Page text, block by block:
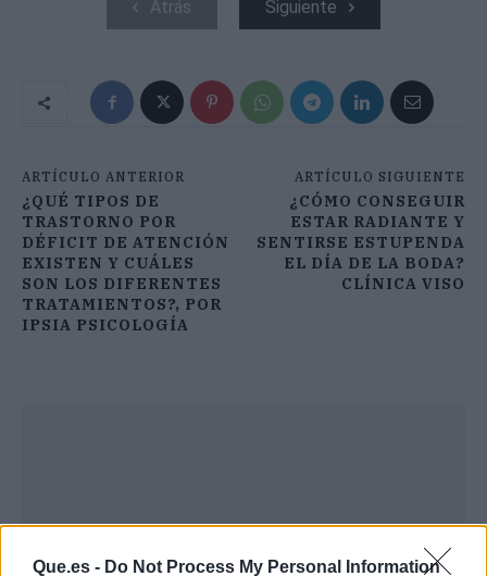
Que.es - Do Not Process My Personal Information
Atrás Siguiente
ARTÍCULO ANTERIOR
¿QUÉ TIPOS DE
TRASTORNO POR
DÉFICIT DE ATENCIÓN
EXISTEN Y CUÁLES
SON LOS DIFERENTES
TRATAMIENTOS?, POR
IPSIA PSICOLOGÍA
ARTÍCULO SIGUIENTE
¿CÓMO CONSEGUIR
ESTAR RADIANTE Y
SENTIRSE ESTUPENDA
EL DÍA DE LA BODA?
CLÍNICA VISO